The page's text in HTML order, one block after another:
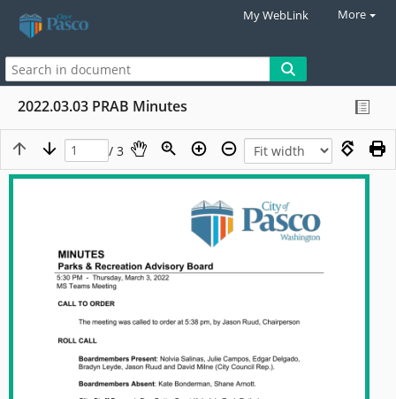
My WebLink More
2022.03.03 PRAB Minutes
/ 3